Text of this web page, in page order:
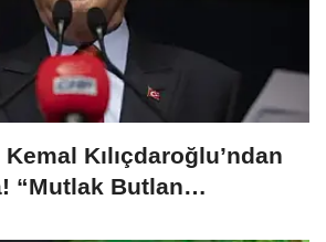
Kılıçdaroğlu’ndan
“Mutlak Butlan